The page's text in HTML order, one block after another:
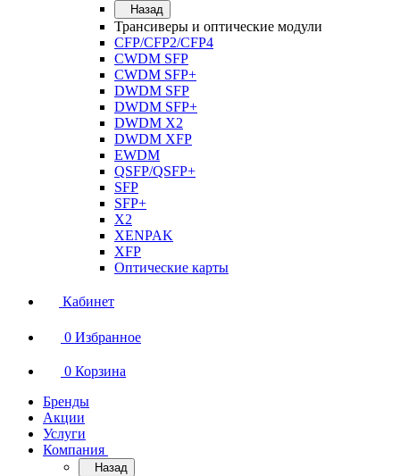
Назад
Трансиверы и оптические модули
CFP/CFP2/CFP4
CWDM SFP
CWDM SFP+
DWDM SFP
DWDM SFP+
DWDM X2
DWDM XFP
EWDM
QSFP/QSFP+
SFP
SFP+
X2
XENPAK
XFP
Оптические карты
Кабинет
0 Избранное
0 Корзина
Бренды
Акции
Услуги
Компания
Назад